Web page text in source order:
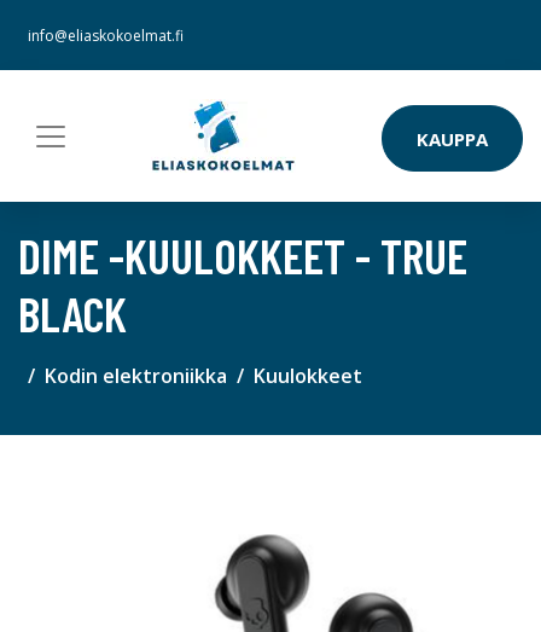
info@eliaskokoelmat.fi
KAUPPA
DIME -KUULOKKEET - TRUE
BLACK
Kodin elektroniikka Kuulokkeet